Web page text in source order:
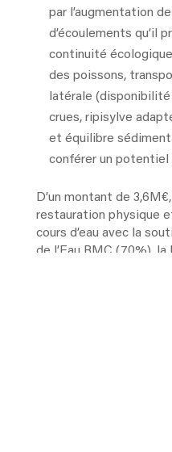
par l’augmentation
d’écoulements qu’il
continuité
des poissons,
latérale (disponibilité
crues, ripisylve
et équilibre
conférer un
D’un montant de
restauration physique
cours d’eau avec la
de l’Eau RMC (70%),